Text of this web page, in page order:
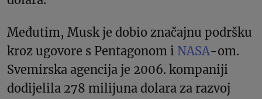
Međutim, Musk je dobio značajnu podršku
kroz ugovore s Pentagonom i NASA-om.
Svemirska agencija je 2006. kompaniji
dodijelila 278 milijuna dolara za razvoj